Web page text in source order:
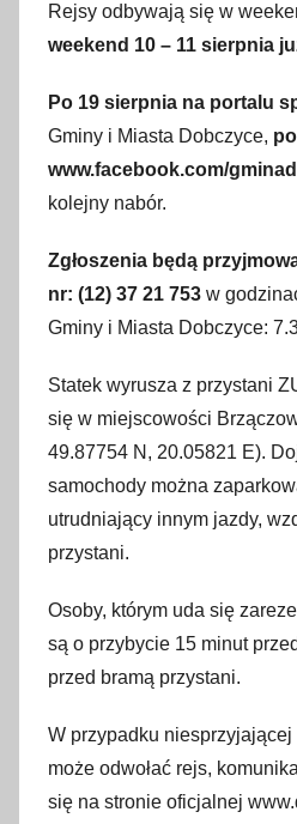
w
a
o
8
s
i
r
p
n
a
2
0
1
9
Rejsy odbywają się w
weekend 10 – 11 sierpnia
Po 19 sierpnia na portalu
Gminy i Miasta Dobczyce,
www.facebook.com/
kolejny nabór.
Zgłoszenia będą
nr: (12) 37 21 753 w
Gminy i Miasta Dobczyce:
Statek wyrusza z przystani
się w miejscowości
49.87754 N, 20.05821 E).
samochody można
utrudniający innym jazdy,
przystani.
Osoby, którym uda się
są o przybycie 15 minut
przed bramą przystani.
W przypadku
może odwołać rejs,
się na stronie oficjalnej